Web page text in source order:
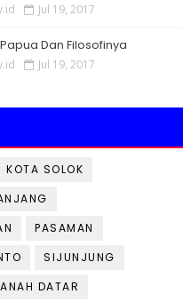
Jul 19, 2017
Dan Filosofinya
Jul 19, 2017
KOTA SOLOK
PASAMAN
SIJUNJUNG
DATAR